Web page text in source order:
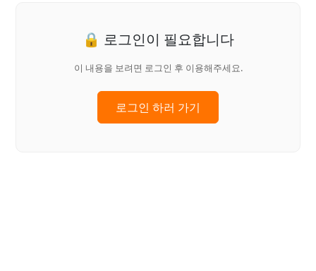
🔒 로그인이 필요합니다
이 내용을 보려면 로그인 후 이용해주세요.
로그인 하러 가기